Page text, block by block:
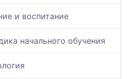
и воспитание
начального обучения